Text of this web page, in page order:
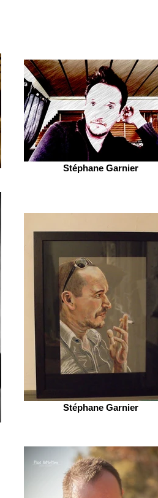
Stéphane Garnier
Stéphane Garnier